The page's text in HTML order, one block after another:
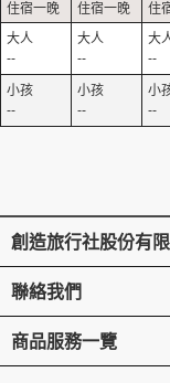
--
--
--
--
--
--
創造旅行社股份有
聯絡我們
商品服務一覽